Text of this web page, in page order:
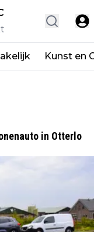
Kunst en
in Otterlo